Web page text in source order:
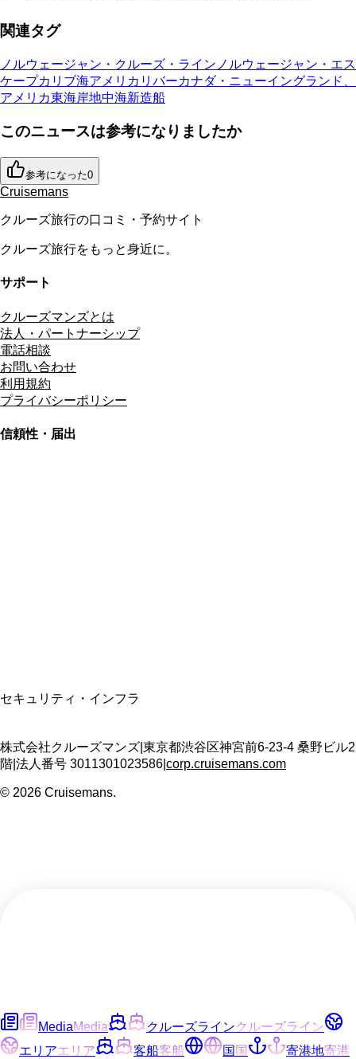
関連タグ
ノルウェージャン・クルーズ・ライン ノルウェージャン・エス
ケープカリブ海アメリカリバーカナダ・ニューイングランド、
アメリカ東海岸地中海新造船
このニュースは参考になりましたか
参考になった0
Cruisemans
クルーズ旅行の口コミ・予約サイト
クルーズ旅行をもっと身近に。
サポート
クルーズマンズとは
法人・パートナーシップ
電話相談
お問い合わせ
利用規約
プライバシーポリシー
信頼性・届出
セキュリティ・インフラ
株式会社クルーズマンズ 東京都渋谷区神宮前6-23-4 桑野ビル2
階 法人番号 3011301023586 corp.cruisemans.com
© 2026 Cruisemans.
MediaMedia クルーズラインクルーズライン
エリアエリア 客船客船 国国 寄港地寄港